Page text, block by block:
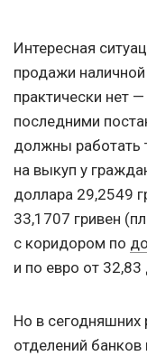
Интересная
продажи
практически нет
последними
должны работать
на выкуп у
доллара 29,2549
33,1707 гривен
с коридором по
и по евро от 32,83
Но в сегодняшних
отделений банков